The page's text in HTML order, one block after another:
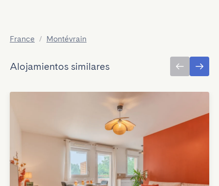
France / Montévrain
Alojamientos similares